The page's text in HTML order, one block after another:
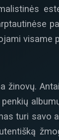
visame
žinovų.
turi savo